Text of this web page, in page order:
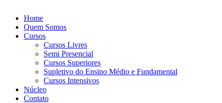
Home
Quem Somos
Cursos
Cursos Livres
Semi Presencial
Cursos Superiores
Supletivo do Ensino Médio e Fundamental
Cursos Intensivos
Núcleo
Contato